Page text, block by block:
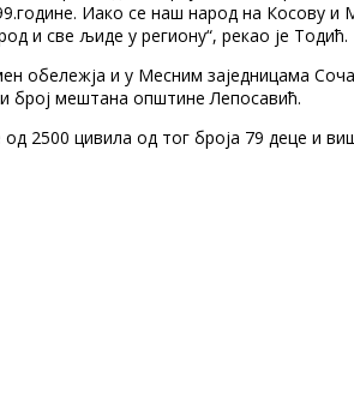
Иако се наш народ на Косову
и све љиде у региону“, рекао је Тодић.
обележја и у Месним
број мештана општине Лепосавић.
од 2500 цивила од тог броја 79 деце и